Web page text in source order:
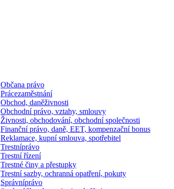
Občana právo
Prácezaměstnání
Obchod, daněživnosti
Obchodní právo, vztahy, smlouvy
Živnosti, obchodování, obchodní společnosti
Finanční právo, daně, EET, kompenzační bonus
Reklamace, kupní smlouva, spotřebitel
Trestníprávo
Trestní řízení
Trestné činy a přestupky
Trestní sazby, ochranná opatření, pokuty
Správníprávo